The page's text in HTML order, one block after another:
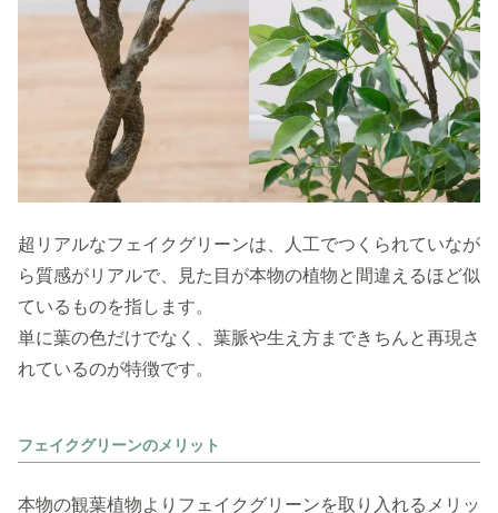
超リアルなフェイクグリーンは、人工でつくられていなが
ら質感がリアルで、見た目が本物の植物と間違えるほど似
ているものを指します。
単に葉の色だけでなく、葉脈や生え方まできちんと再現さ
れているのが特徴です。
フェイクグリーンのメリット
本物の観葉植物よりフェイクグリーンを取り入れるメリッ